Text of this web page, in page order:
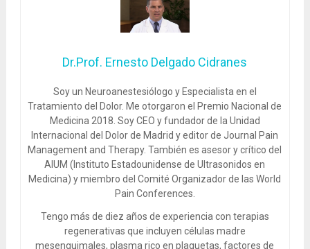
Dr.Prof. Ernesto Delgado Cidranes
Soy un Neuroanestesiólogo y Especialista en el
Tratamiento del Dolor. Me otorgaron el Premio Nacional de
Medicina 2018. Soy CEO y fundador de la Unidad
Internacional del Dolor de Madrid y editor de Journal Pain
Management and Therapy. También es asesor y crítico del
AIUM (Instituto Estadounidense de Ultrasonidos en
Medicina) y miembro del Comité Organizador de las World
Pain Conferences.
Tengo más de diez años de experiencia con terapias
regenerativas que incluyen células madre
mesenquimales, plasma rico en plaquetas, factores de